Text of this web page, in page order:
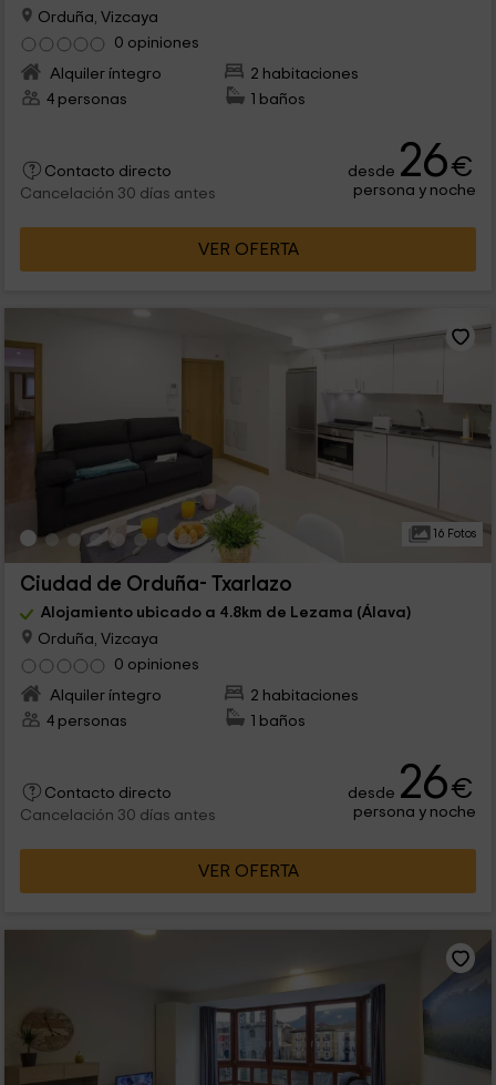
Orduña, Vizcaya
0 opiniones
Alquiler íntegro
2 habitaciones
4 personas
1 baños
Contacto directo
Cancelación 30 días antes
desde 26€
persona y noche
VER OFERTA
16 Fotos
Ciudad de Orduña- Txarlazo
Alojamiento ubicado a 4.8km de Lezama (Álava)
Orduña, Vizcaya
0 opiniones
Alquiler íntegro
2 habitaciones
4 personas
1 baños
Contacto directo
Cancelación 30 días antes
desde 26€
persona y noche
VER OFERTA